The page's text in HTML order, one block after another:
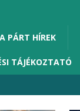
PÁRT HÍREK
TÁJÉKOZTATÓ